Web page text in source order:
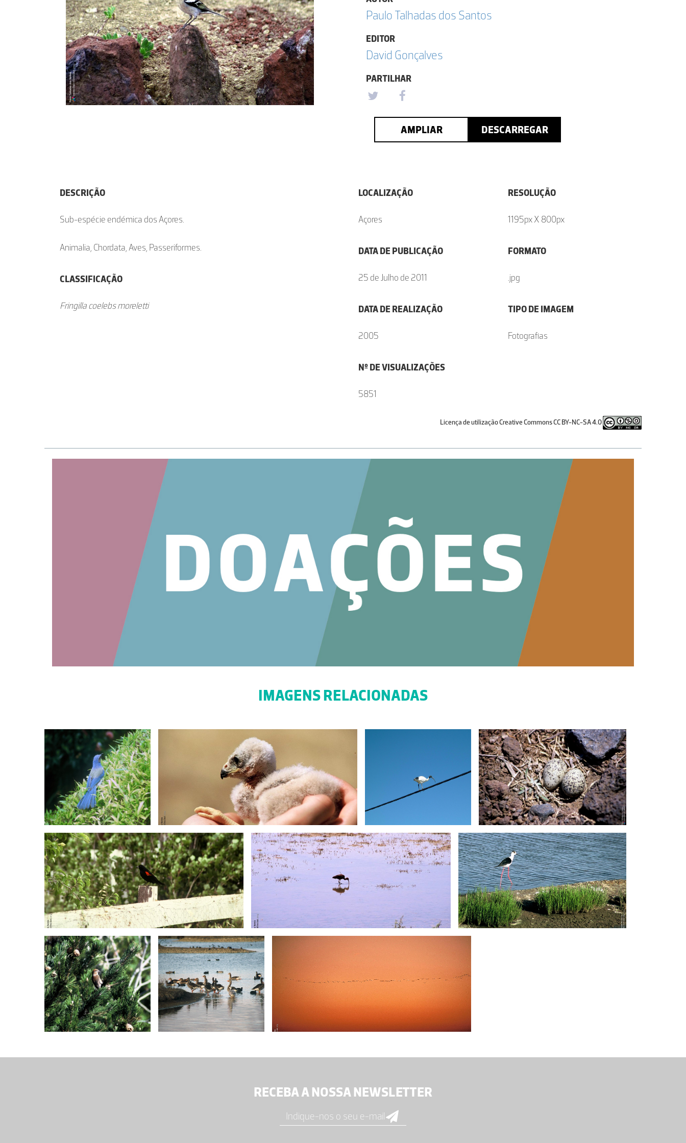
Paulo Talhadas dos Santos
EDITOR
David Gonçalves
PARTILHAR
AMPLIAR DESCARREGAR
DESCRIÇÃO
Sub-espécie endémica dos Açores.
Animalia, Chordata, Aves, Passeriformes.
CLASSIFICAÇÃO
Fringilla coelebs moreletti
LOCALIZAÇÃO
Açores
DATA DE PUBLICAÇÃO
25 de Julho de 2011
DATA DE REALIZAÇÃO
2005
Nº DE VISUALIZAÇÕES
5851
RESOLUÇÃO
1195px X 800px
FORMATO
.jpg
TIPO DE IMAGEM
Fotografias
Licença de utilização Creative Commons CC BY-NC-SA 4.0
IMAGENS RELACIONADAS
RECEBA A NOSSA NEWSLETTER